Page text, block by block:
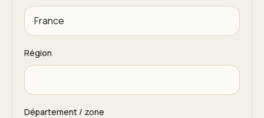
Région
Département / zone